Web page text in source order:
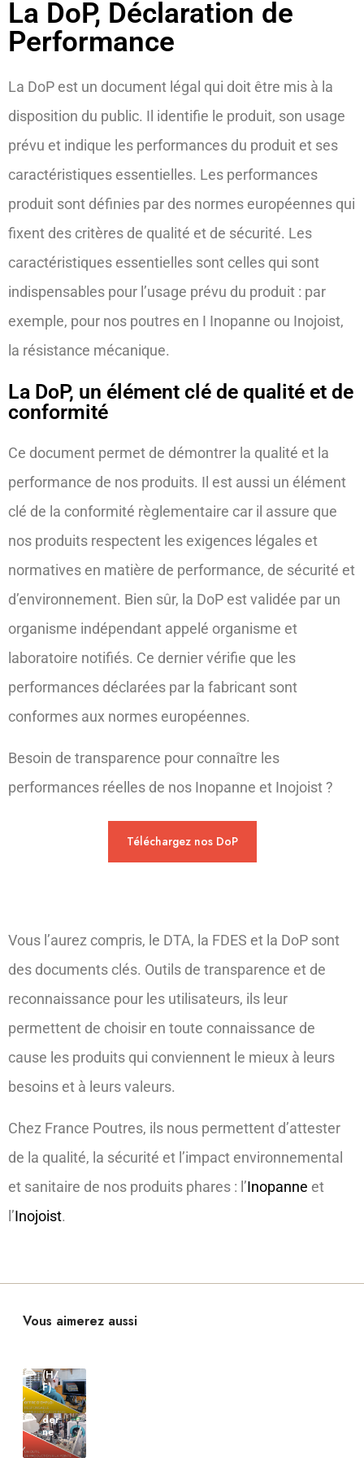
La DoP, Déclaration de
Performance
La DoP est un document légal qui doit être mis à la
disposition du public. Il identifie le produit, son usage
prévu et indique les performances du produit et ses
caractéristiques essentielles. Les performances
produit sont définies par des normes européennes qui
fixent des critères de qualité et de sécurité. Les
caractéristiques essentielles sont celles qui sont
indispensables pour l’usage prévu du produit : par
exemple, pour nos poutres en I Inopanne ou Inojoist,
la résistance mécanique.
La DoP, un élément clé de qualité et de
conformité
Ce document permet de démontrer la qualité et la
performance de nos produits. Il est aussi un élément
clé de la conformité règlementaire car il assure que
nos produits respectent les exigences légales et
normatives en matière de performance, de sécurité et
d’environnement. Bien sûr, la DoP est validée par un
organisme indépendant appelé organisme et
laboratoire notifiés. Ce dernier vérifie que les
performances déclarées par la fabricant sont
conformes aux normes européennes.
Besoin de transparence pour connaître les
performances réelles de nos Inopanne et Inojoist ?
Téléchargez nos DoP
Vous l’aurez compris, le DTA, la FDES et la DoP sont
des documents clés. Outils de transparence et de
reconnaissance pour les utilisateurs, ils leur
permettent de choisir en toute connaissance de
cause les produits qui conviennent le mieux à leurs
besoins et à leurs valeurs.
Chez France Poutres, ils nous permettent d’attester
de la qualité, la sécurité et l’impact environnemental
et sanitaire de nos produits phares : l’Inopanne et
l’Inojoist.
Vous aimerez aussi
juillet
6
Offr
e
mpl
ude
(H/
F)
mars
6
pro
duc
tion
mo
der
ne
202
Inos
lip,
Pou
tres
lanc
e
son
chal
len
ge